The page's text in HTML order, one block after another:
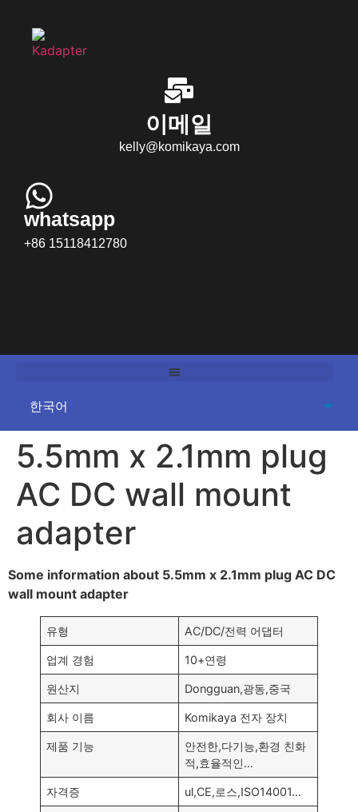
이메일
kelly@komikaya.com
whatsapp
+86 15118412780
5.5mm x 2.1mm plug
AC DC wall mount
adapter
Some information about 5.5mm x 2.1mm plug AC DC
wall mount adapter
유형 AC/DC/전력 어댑터
업계 경험 10+연령
원산지 Dongguan,광동,중국
회사 이름 Komikaya 전자 장치
제품 기능
안전한,다기능,환경 친화
적,효율적인…
자격증 ul,CE,로스,ISO14001…